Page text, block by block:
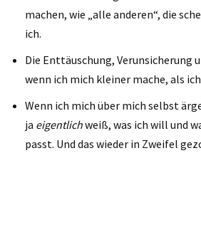
machen, wie „alle anderen“, die
ich.
Die Enttäuschung, Verunsicherung
wenn ich mich kleiner mache, als
Wenn ich mich über mich selbst
ja eigentlichweiß, was ich will und
passt. Und das wieder in Zweifel